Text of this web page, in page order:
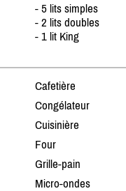
- 5 lits simples
- 2 lits doubles
- 1 lit King
Cafetière
Congélateur
Cuisinière
Four
Grille-pain
Micro-ondes